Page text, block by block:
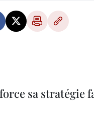
sa stratégie